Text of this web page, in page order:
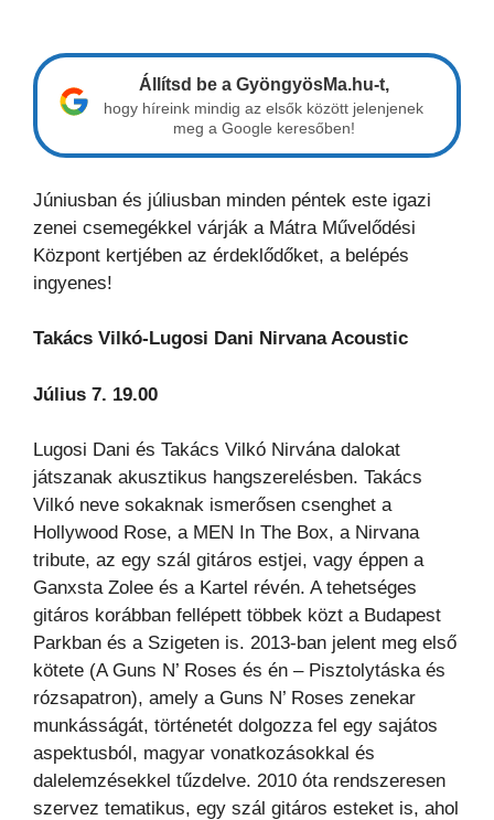
Állítsd be a GyöngyösMa.hu-t,
hogy híreink mindig az elsők között jelenjenek
meg a Google keresőben!
Júniusban és júliusban minden péntek este igazi
zenei csemegékkel várják a Mátra Művelődési
Központ kertjében az érdeklődőket, a belépés
ingyenes!
Takács Vilkó-Lugosi Dani Nirvana Acoustic
Július 7. 19.00
Lugosi Dani és Takács Vilkó Nirvána dalokat
játszanak akusztikus hangszerelésben. Takács
Vilkó neve sokaknak ismerősen csenghet a
Hollywood Rose, a MEN In The Box, a Nirvana
tribute, az egy szál gitáros estjei, vagy éppen a
Ganxsta Zolee és a Kartel révén. A tehetséges
gitáros korábban fellépett többek közt a Budapest
Parkban és a Szigeten is. 2013-ban jelent meg első
kötete (A Guns N’ Roses és én – Pisztolytáska és
rózsapatron), amely a Guns N’ Roses zenekar
munkásságát, történetét dolgozza fel egy sajátos
aspektusból, magyar vonatkozásokkal és
dalelemzésekkel tűzdelve. 2010 óta rendszeresen
szervez tematikus, egy szál gitáros esteket is, ahol